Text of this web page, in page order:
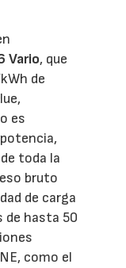
Vario, que
de
es
toda la
bruto
de carga
de hasta 50
como el